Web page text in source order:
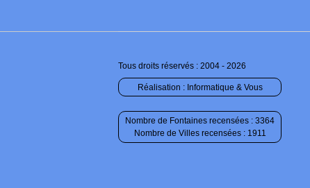
Tous droits réservés : 2004 - 2026
Réalisation : Informatique & Vous
Nombre de Fontaines recensées : 3364
Nombre de Villes recensées : 1911